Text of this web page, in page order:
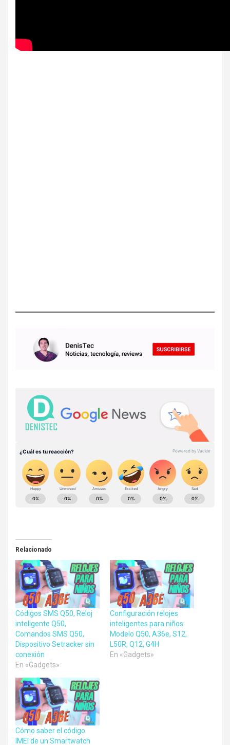
Relacionado
Códigos SMS Q50, Reloj
inteligente Q50,
Comandos SMS Q50,
Dispositivo Setracker sin
conexión
En «Gadgets»
Configuración relojes
inteligentes para niños:
Modelo Q50, A36e, S12,
L50R, Q12, G4H
En «Gadgets»
Cómo saber el código
IMEI de un Smartwatch